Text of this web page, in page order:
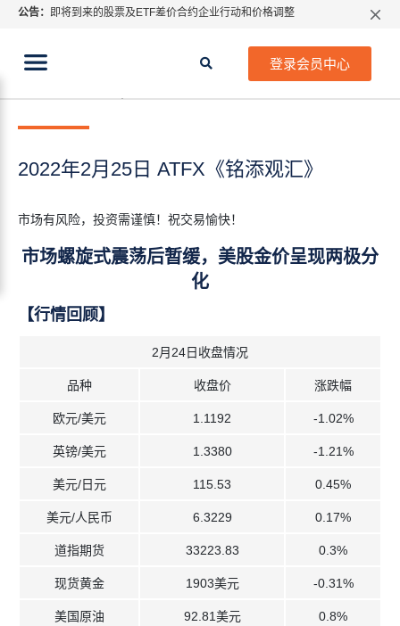
公告： 即将到来的股票及ETF差价合约企业行动和价格调整
登录会员中心
当前位置: 2022年2月25日 ATFX《铭添观汇》
2022年2月25日 ATFX《铭添观汇》
市场有风险，投资需谨慎！祝交易愉快！
市场螺旋式震荡后暂缓，美股金价呈现两极分
化
【行情回顾】
2月24日收盘情况
品种 收盘价 涨跌幅
欧元/美元 1.1192 -1.02%
英镑/美元 1.3380 -1.21%
美元/日元 115.53 0.45%
美元/人民币 6.3229 0.17%
道指期货 33223.83 0.3%
现货黄金 1903美元 -0.31%
美国原油 92.81美元 0.8%